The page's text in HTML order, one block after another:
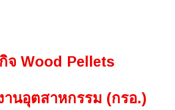
จ Wood Pellets
านอุตสาหกรรม (กรอ.)